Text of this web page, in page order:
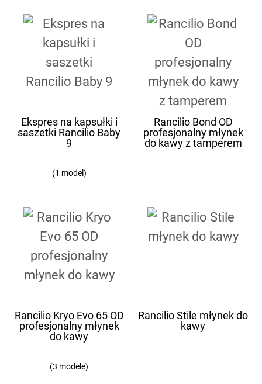
Ekspres na kapsułki i
saszetki Rancilio Baby
9
(1 model)
Rancilio Bond OD
profesjonalny młynek
do kawy z tamperem
Rancilio Kryo Evo 65 OD
profesjonalny młynek
do kawy
(3 modele)
Rancilio Stile młynek do
kawy